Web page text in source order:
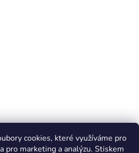
cookies, které využíváme pro
pro marketing a analýzu. Stiskem